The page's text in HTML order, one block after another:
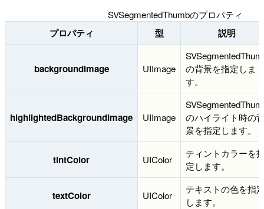
SVSegmentedThumbのプロパティ
プロパティ 型 説明
backgroundImage UIImage
の背景を指定しま
す。
highlightedBackgroundImage UIImage
のハイライト時の
景を指定します。
tintColor UIColor
ティントカラーを
定します。
textColor UIColor
テキストの色を指
します。